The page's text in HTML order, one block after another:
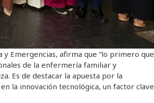
y Emergencias, afirma que “lo primero que
de la enfermería familiar y
Es de destacar la apuesta por la
la innovación tecnológica, un factor clave